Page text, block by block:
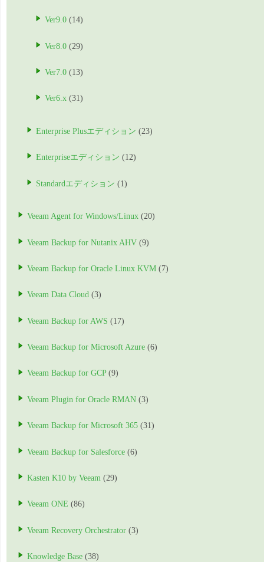
Ver9.0 (14)
Ver8.0 (29)
Ver7.0 (13)
Ver6.x (31)
Enterprise Plusエディション (23)
Enterpriseエディション (12)
Standardエディション (1)
Veeam Agent for Windows/Linux (20)
Veeam Backup for Nutanix AHV (9)
Veeam Backup for Oracle Linux KVM (7)
Veeam Data Cloud (3)
Veeam Backup for AWS (17)
Veeam Backup for Microsoft Azure (6)
Veeam Backup for GCP(9)
Veeam Plugin for Oracle RMAN (3)
Veeam Backup for Microsoft 365 (31)
Veeam Backup for Salesforce (6)
Kasten K10 by Veeam (29)
Veeam ONE (86)
Veeam Recovery Orchestrator (3)
Knowledge Base (38)